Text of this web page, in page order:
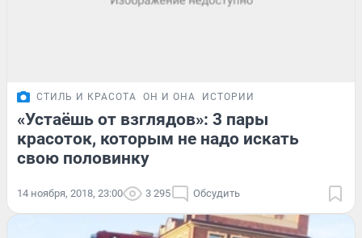
СТИЛЬ И КРАСОТА ОН И ОНА ИСТОРИИ
«Устаёшь от взглядов»: 3 пары
красоток, которым не надо искать
свою половинку
14 ноября, 2018, 23:00 3 295 Обсудить